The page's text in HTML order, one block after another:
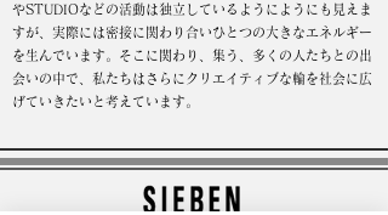
やSTUDIOなどの活動は独立しているようにようにも見えま
すが、実際には密接に関わり合いひとつの大きなエネルギー
を生んでいます。そこに関わり、集う、多くの人たちとの出
会いの中で、私たちはさらにクリエイティブな輪を社会に広
げていきたいと考えています。